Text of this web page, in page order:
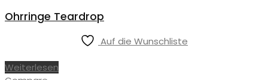
Ohrringe Teardrop
Auf die Wunschliste
Weiterlesen